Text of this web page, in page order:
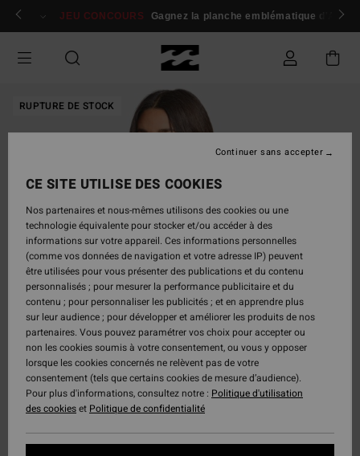
Passer
Se connecter / s'inscrire
JEU CONCOURS Gagnez la planche emblématique d'Andy
RUPTURE DE STOCK
CE SITE UTILISE DES COOKIES
Nos partenaires et nous-mêmes utilisons des cookies ou une
technologie équivalente pour stocker et/ou accéder à des
informations sur votre appareil. Ces informations personnelles
(comme vos données de navigation et votre adresse IP) peuvent
être utilisées pour vous présenter des publications et du contenu
personnalisés ; pour mesurer la performance publicitaire et du
contenu ; pour personnaliser les publicités ; et en apprendre plus
sur leur audience ; pour développer et améliorer les produits de nos
partenaires. Vous pouvez paramétrer vos choix pour accepter ou
non les cookies soumis à votre consentement, ou vous y opposer
lorsque les cookies concernés ne relèvent pas de votre
consentement (tels que certains cookies de mesure d’audience).
Pour plus d'informations, consultez notre : Politique d'utilisation
des cookieset Politique de confidentialité
Continuer sans accepter